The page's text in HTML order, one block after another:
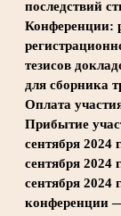
последствий
Конференции:
тезисов
для сборника
Оплата
Прибытие
сентября
сентября 2024
сентября 2024
конференции —